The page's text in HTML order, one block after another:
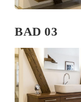
BAD 03